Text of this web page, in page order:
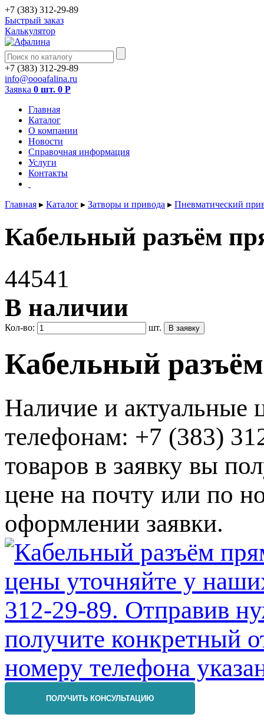
+7 (383) 312-29-89
Быстрый заказ
Калькулятор
+7 (383) 312-29-89
info@oooafalina.ru
Заявка 0 шт. 0 Р
Главная
Каталог
О компании
Новости
Справочная информация
Услуги
Контакты
Главная ▸ Каталог ▸ Затворы и привода ▸ Пневматический
Кабельный разъём
44541
В наличии
Кол-во: шт.
Кабельный
Наличие и актуальные
телефонам: +7 (383)
товаров в заявку вы
цене на почту или по
оформлении заявки.
ПОЛУЧИТЬ КОНСУЛЬТАЦИЮ